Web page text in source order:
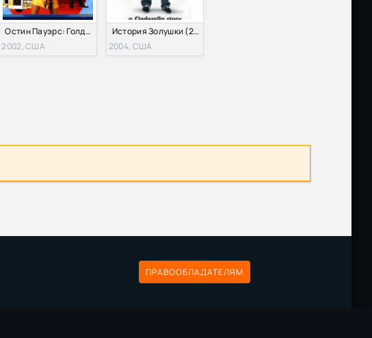
Остин Пауэрс: Голдмембер (2002)
2002, США
История Золушки (2004)
2004, США
ПРАВООБЛАДАТЕЛЯМ